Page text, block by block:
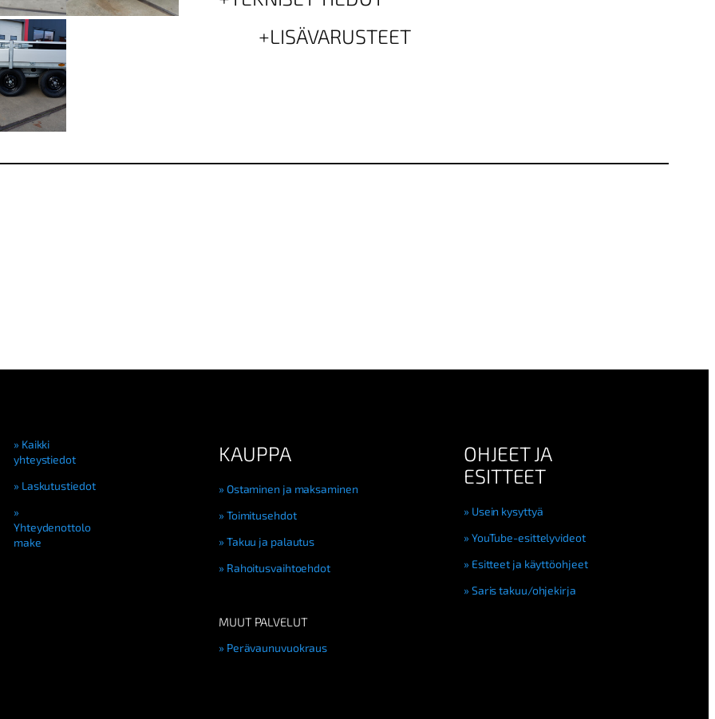
0
LISÄVARUSTEET
Kaikki
yhteystiedot
Laskutustiedot
Yhteydenottolo
make
KAUPPA
Ostaminen ja maksaminen
Toimitusehdot
Takuu ja palautus
Rahoitusvaihtoehdot
MUUT PALVELUT
Perävaunuvuokraus
OHJEET JA
ESITTEET
Usein kysyttyä
YouTube-esittelyvideot
Esitteet ja käyttöohjeet
Saris takuu/ohjekirja